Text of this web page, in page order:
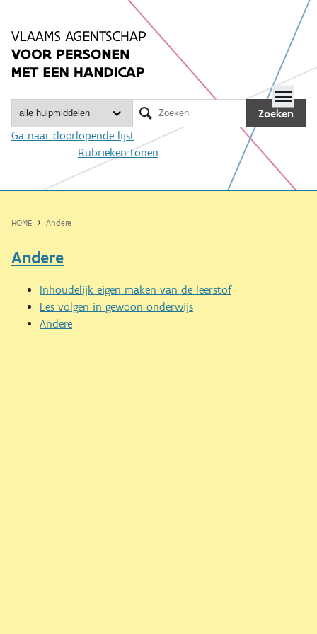
inhoud
Zoeken
Ga naar doorlopende lijst
Rubrieken tonen

HOME Andere
Andere
Inhoudelijk eigen maken van de leerstof
Les volgen in gewoon onderwijs
Andere